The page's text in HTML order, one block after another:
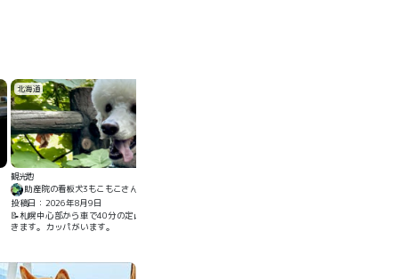
北海道
観光地
助産院の看板犬3もこもこさん
投稿日：2026年8月9日
📝札幌中心部から車で40分の定山渓温泉、ワンワンと温泉街散歩は楽しいですがとくにこの二見公
きます。カッパがいます。